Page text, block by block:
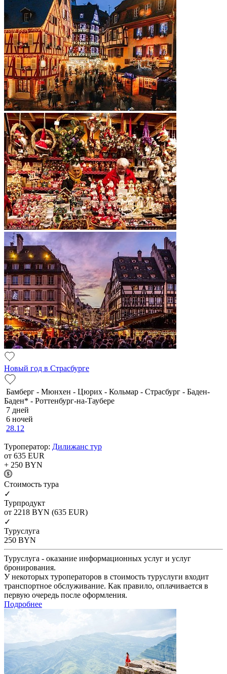
Новый год в Страсбурге
Бамберг - Мюнхен - Цюрих - Кольмар - Страсбург - Баден-
Баден* - Роттенбург-на-Таубере
7 дней
6 ночей
28.12
Туроператор: Дилижанс тур
от 635 EUR
+ 250 BYN
Cтоимость тура
✓
Турпродукт
от 2218 BYN (635 EUR)
✓
Туруслуга
250 BYN
Туруслуга - оказание информационных услуг и услуг
бронирования.
У некоторых туроператоров в стоимость туруслуги входит
транспортное обслуживание. Как правило, оплачивается в
первую очередь после оформления.
Подробнее